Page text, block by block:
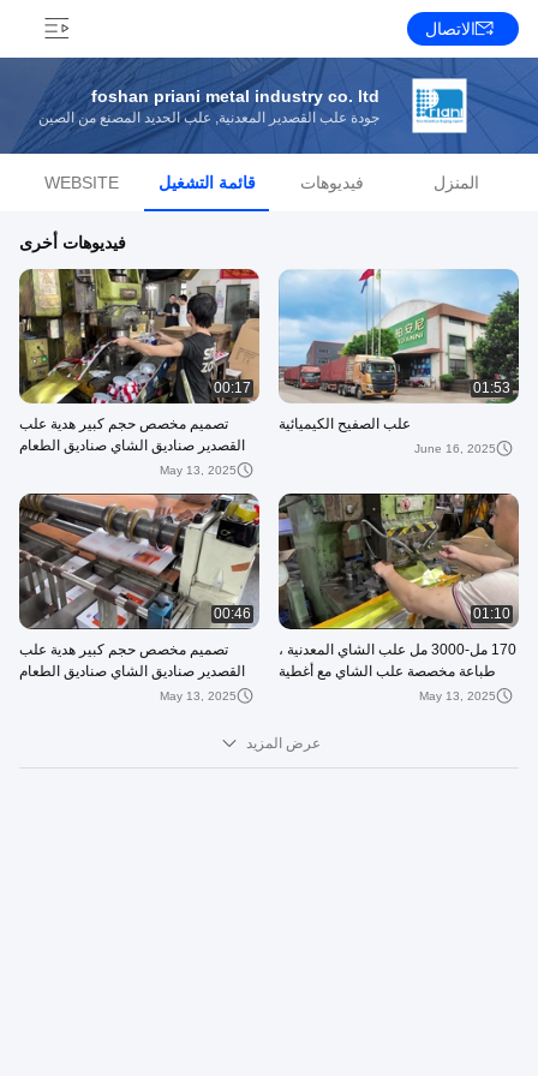
الاتصال
foshan priani metal industry co. ltd
جودة علب القصدير المعدنية, علب الحديد المصنع من الصين
المنزل فيديوهات قائمة التشغيل WEBSITE
فيديوهات أخرى
01:53
علب الصفيح الكيميائية
June 16, 2025
00:17
تصميم مخصص حجم كبير هدية علب
القصدير صناديق الشاي صناديق الطعام
مربع صناديق القصدير الصندوق المعدني
May 13, 2025
01:10
170 مل-3000 مل علب الشاي المعدنية ،
طباعة مخصصة علب الشاي مع أغطية
May 13, 2025
00:46
تصميم مخصص حجم كبير هدية علب
القصدير صناديق الشاي صناديق الطعام
مربع صناديق القصدير الصندوق المعدني
May 13, 2025
عرض المزيد